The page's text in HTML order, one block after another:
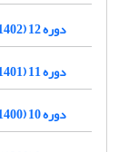
دوره 12 (1402)
دوره 11 (1401)
دوره 10 (1400)